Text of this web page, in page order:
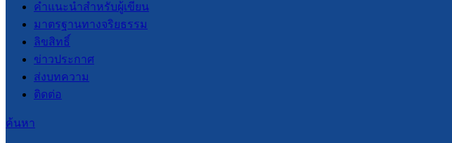
คำแนะนำสำหรับผู้เขียน
มาตรฐานทางจริยธรรม
ลิขสิทธิ์
ข่าวประกาศ
ส่งบทความ
ติดต่อ
ค้นหา